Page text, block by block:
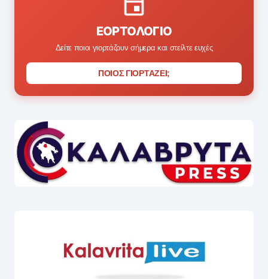
ΕΟΡΤΟΛΌΓΙΟ
Δείτε ποιοι γιορτάζουν σήμερα και στείλτε ευχές
ΠΟΙΟΣ ΓΙΟΡΤΑΖΕΙ;